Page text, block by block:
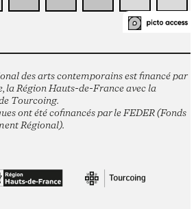
des arts contemporains est financé par
la Région Hauts-de-France avec la
Tourcoing.
ont été cofinancés par le FEDER (Fonds
Régional).